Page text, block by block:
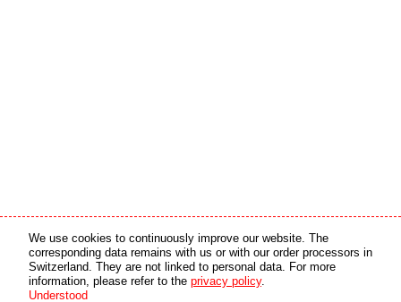
copyright © 2026 by swiss made software gmbh, Switzerland - all rights reserved.
We use cookies to continuously improve our website. The
corresponding data remains with us or with our order processors in
Switzerland. They are not linked to personal data. For more
information, please refer to the privacy policy.
Understood